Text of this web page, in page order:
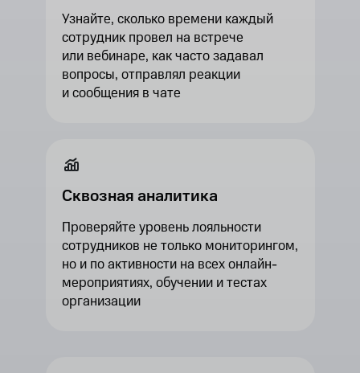
Узнайте, сколько времени каждый
сотрудник провел на встрече
или вебинаре, как часто задавал
вопросы, отправлял реакции
и сообщения в чате
Сквозная аналитика
Проверяйте уровень лояльности
сотрудников не только мониторингом,
но и по активности на всех онлайн-
мероприятиях, обучении и тестах
организации